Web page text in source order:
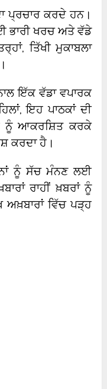
ਪ੍ਰਚਾਰ ਕਰਦੇ ਹਨ।
ਭਾਰੀ ਖਰਚ ਅਤੇ ਵੱਡੇ
ਤਿੱਖੀ ਮੁਕਾਬਲਾ
ਇੱਕ ਵੱਡਾ ਵਪਾਰਕ
ਇਹ ਪਾਠਕਾਂ ਦੀ
ਨੂੰ ਆਕਰਸ਼ਿਤ ਕਰਕੇ
ਕਰਦਾ ਹੈ।
ਨੂੰ ਸੱਚ ਮੰਨਣ ਲਈ
ਰਾਹੀਂ ਖ਼ਬਰਾਂ ਨੂੰ
ਵਿੱਚ ਪੜ੍ਹ